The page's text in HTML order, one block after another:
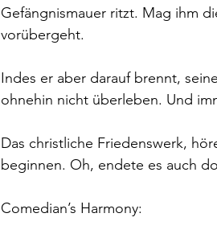
Gefängnismauer ritzt. Mag ihm
vorübergeht.
Indes er aber darauf brennt,
ohnehin nicht überleben. Und
Das christliche Friedenswerk,
beginnen. Oh, endete es auch
Comedian’s Harmony: